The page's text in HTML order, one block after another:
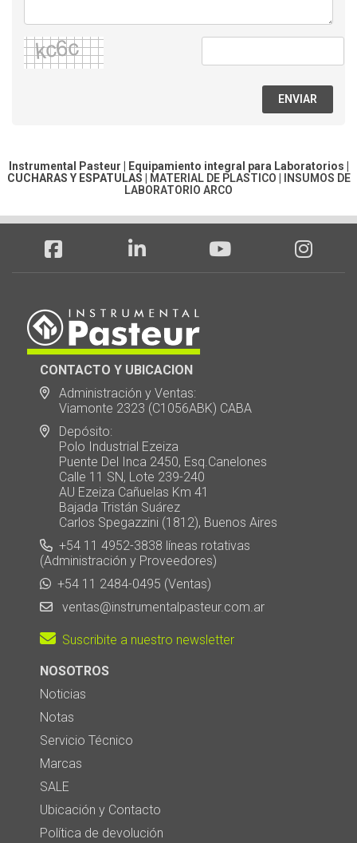
ENVIAR
Instrumental Pasteur | Equipamiento integral para Laboratorios |
CUCHARAS Y ESPATULAS
MATERIAL DE PLASTICO
INSUMOS DE
LABORATORIO ARCO
CONTACTO Y UBICACION
Administración y Ventas:
Viamonte 2323 (C1056ABK) CABA
Depósito:
Polo Industrial Ezeiza
Puente Del Inca 2450, Esq.Canelones
Calle 11 SN, Lote 239-240
AU Ezeiza Cañuelas Km 41
Bajada Tristán Suárez
Carlos Spegazzini (1812), Buenos Aires
+54 11 4952-3838 líneas rotativas
(Administración y Proveedores)
+54 11 2484-0495 (Ventas)
ventas@instrumentalpasteur.com.ar
Suscribite a nuestro newsletter
NOSOTROS
Noticias
Notas
Servicio Técnico
Marcas
SALE
Ubicación y Contacto
Política de devolución